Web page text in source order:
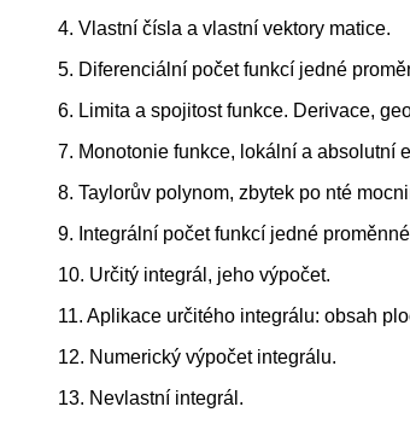
4. Vlastní čísla a vlastní vektory matice.
5. Diferenciální počet funkcí jedné
6. Limita a spojitost funkce. Derivace,
7. Monotonie funkce, lokální a absolutní
8. Taylorův polynom, zbytek po nté
9. Integrální počet funkcí jedné
10. Určitý integrál, jeho výpočet.
11. Aplikace určitého integrálu: obsah
12. Numerický výpočet integrálu.
13. Nevlastní integrál.